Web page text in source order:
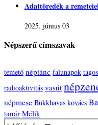
Adattöredék a
2025. június 03
Népszerű címszavak
temető néptánc falunapok
radioaktivitás vasút
népmese Bükkhavas kovács
tanár Mélik